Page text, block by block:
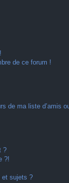
de ce forum !
de ma liste d’amis
?
?!
et sujets ?